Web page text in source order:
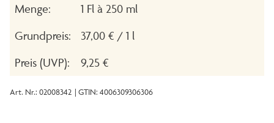
Menge:
1 Fl à 250 ml
Grundpreis:
37,00 € / 1 l
Preis (UVP):
9,25 €
Art. Nr.: 02008342 | GTIN: 4006309306306